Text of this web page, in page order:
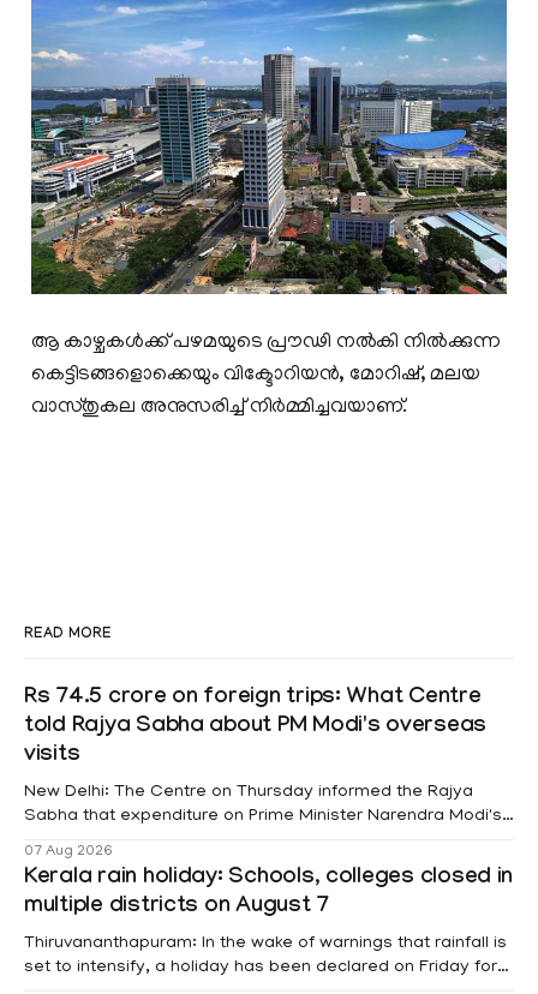
ആ കാഴ്ചകൾക്ക് പഴമയുടെ പ്രൗഢി നൽകി നിൽക്കുന്ന
കെട്ടിടങ്ങളൊക്കെയും വിക്ടോറിയൻ, മോറിഷ്, മലയ
വാസ്തുകല അനുസരിച്ച് നിർമ്മിച്ചവയാണ്.
READ MORE
Rs 74.5 crore on foreign trips: What Centre
told Rajya Sabha about PM Modi's overseas
visits
New Delhi: The Centre on Thursday informed the Rajya
Sabha that expenditure on Prime Minister Narendra Modi's
information was provided by Minister of State for External
Affairs Pabitra Margherita in a written reply to questions
raised
07 Aug 2026
Kerala rain holiday: Schools, colleges closed in
multiple districts on August 7
Thiruvananthapuram: In the wake of warnings that rainfall is
set to intensify, a holiday has been declared on Friday for